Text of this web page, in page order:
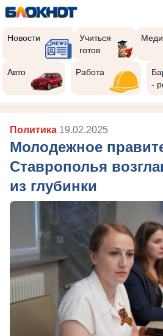
Новости
Учиться
готов
Авто Работа
-
Политика 19.02.2025
Молодежное
Ставрополья
из глубинки